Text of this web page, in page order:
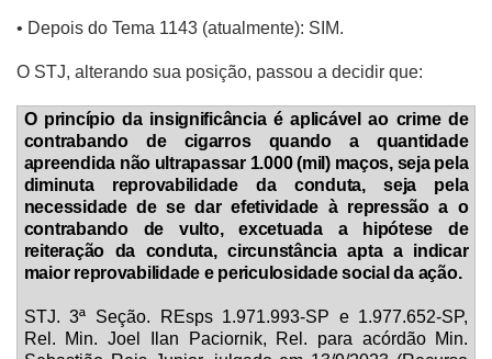
• Depois do Tema 1143 (atualmente): SIM.
O STJ, alterando sua posição, passou a decidir que:
O princípio da insignificância é aplicável ao crime de
contrabando de cigarros quando a quantidade
apreendida não ultrapassar 1.000 (mil) maços, seja pela
diminuta reprovabilidade da conduta, seja pela
necessidade de se dar efetividade à repressão a o
contrabando de vulto, excetuada a hipótese de
reiteração da conduta, circunstância apta a indicar
maior reprovabilidade e periculosidade social da ação.
STJ. 3ª Seção. REsps 1.971.993-SP e 1.977.652-SP,
Rel. Min. Joel Ilan Paciornik, Rel. para acórdão Min.